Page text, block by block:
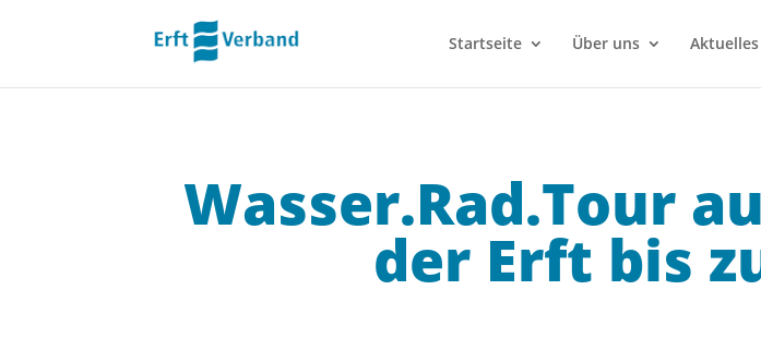
Startseite Über uns Aktuelles
Wasser.Rad.Tour
der Erft bis